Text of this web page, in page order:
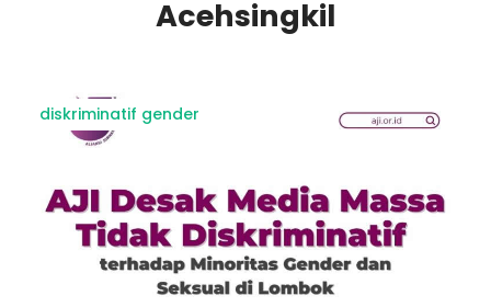
Acehsingkil
diskriminatif gender